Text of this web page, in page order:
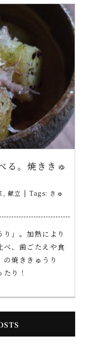
る。焼ききゅ
献立 | Tags: きゅ
り」。加熱により
べ、歯ごたえや食
焼ききゅうり
り！